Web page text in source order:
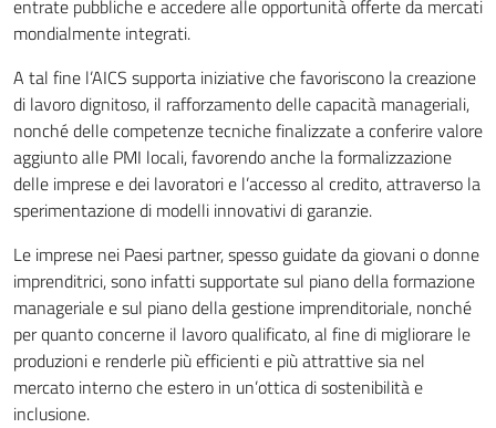
entrate pubbliche e accedere alle opportunità offerte da mercati
mondialmente integrati.
A tal fine l’AICS supporta iniziative che favoriscono la creazione
di lavoro dignitoso, il rafforzamento delle capacità manageriali,
nonché delle competenze tecniche finalizzate a conferire valore
aggiunto alle PMI locali, favorendo anche la formalizzazione
delle imprese e dei lavoratori e l’accesso al credito, attraverso la
sperimentazione di modelli innovativi di garanzie.
Le imprese nei Paesi partner, spesso guidate da giovani o donne
imprenditrici, sono infatti supportate sul piano della formazione
manageriale e sul piano della gestione imprenditoriale, nonché
per quanto concerne il lavoro qualificato, al fine di migliorare le
produzioni e renderle più efficienti e più attrattive sia nel
mercato interno che estero in un’ottica di sostenibilità e
inclusione.